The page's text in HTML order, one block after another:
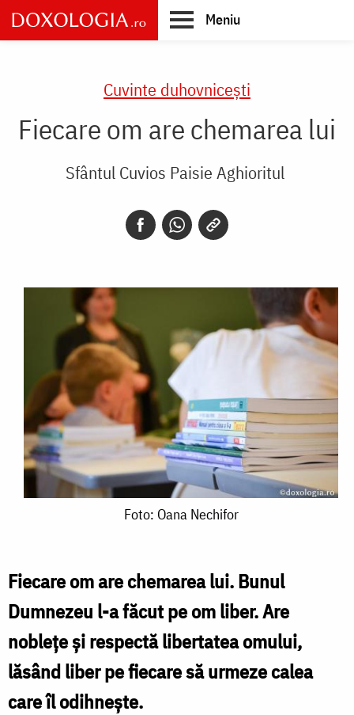
Skip
to
main
Meniu
Cuvinte duhovnicești
Fiecare om are chemarea lui
Sfântul Cuvios Paisie Aghioritul
Foto: Oana Nechifor
Fiecare om are chemarea lui. Bunul
Dumnezeu l-a făcut pe om liber. Are
noblețe și respectă libertatea omului,
lăsând liber pe fiecare să urmeze calea
care îl odihnește.